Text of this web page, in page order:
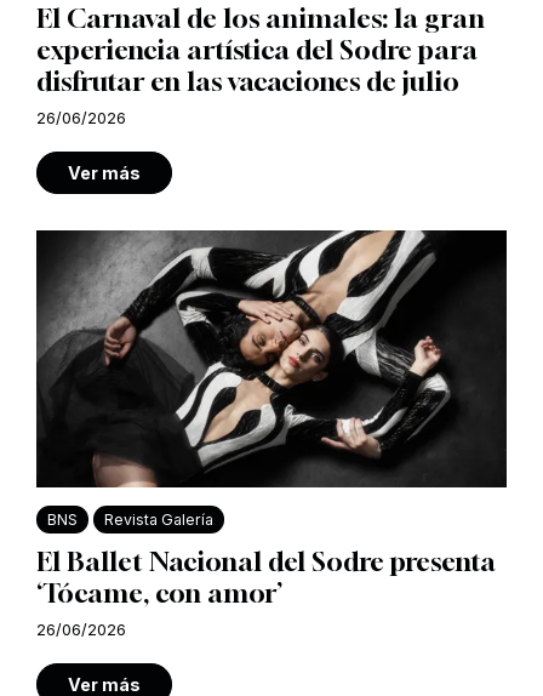
El Carnaval de los animales: la gran
experiencia artística del Sodre para
disfrutar en las vacaciones de julio
26/06/2026
Ver más
BNS Revista Galería
El Ballet Nacional del Sodre presenta
‘Tócame, con amor’
26/06/2026
Ver más